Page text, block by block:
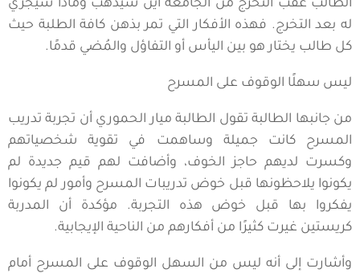
الطالب عقب التخرج من الجامعة أين سيذهب وماذا سيجري
له بعد التخرج. فهذه الأفكار التي تمر بذهن كافة الطلبة حيث
كل طالب يختار هو بين اليأس أو التفاؤل والمُضي قدمًا.
ليس سهلًا الوقوف على المسرح
من جانبها الطالبة تقول الطالبة ميار الحموري أن تجربة تدريب
المسرح كانت جميلة وساهمت في تقوية شخصياتهم
وكسرت لديهم حاجز الخوف، وأضافت لهم قيم جديدة لم
يكونوا يلاحظونها قبل خوض تدريبات المسرح وأمور لم يكونوا
يفكروا بها قبل خوض هذه التجربة. مؤكدة أن المدربة
كريستين غيرت كثيرًا من أفكارهم من الناحية الإيجابية.
وأشارت إلى أنه ليس من السهل الوقوف على المسرح أمام